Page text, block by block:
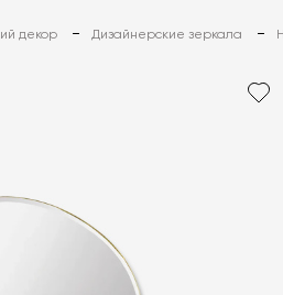
декор Дизайнерские зеркала